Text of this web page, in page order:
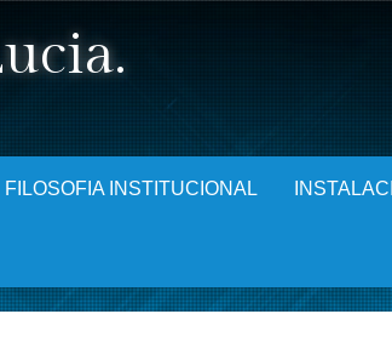
FILOSOFIA INSTITUCIONAL